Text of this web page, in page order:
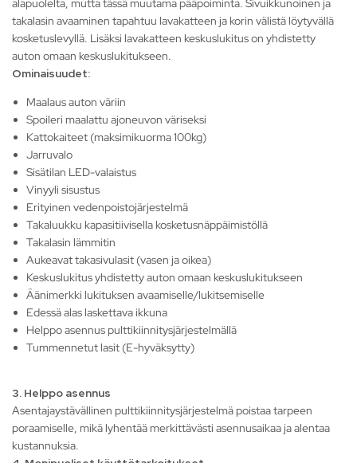
alapuolelta, mutta tässä muutama pääpoiminta. Sivuikkunoinen ja
takalasin avaaminen tapahtuu lavakatteen ja korin välistä löytyvällä
kosketuslevyllä. Lisäksi lavakatteen keskuslukitus on yhdistetty
auton omaan keskuslukitukseen.
Ominaisuudet:
Maalaus auton väriin
Spoileri maalattu ajoneuvon väriseksi
Kattokaiteet (maksimikuorma 100kg)
Jarruvalo
Sisätilan LED-valaistus
Vinyyli sisustus
Erityinen vedenpoistojärjestelmä
Takaluukku kapasitiivisella kosketusnäppäimistöllä
Takalasin lämmitin
Aukeavat takasivulasit (vasen ja oikea)
Keskuslukitus yhdistetty auton omaan keskuslukitukseen
Äänimerkki lukituksen avaamiselle/lukitsemiselle
Edessä alas laskettava ikkuna
Helppo asennus pulttikiinnitysjärjestelmällä
Tummennetut lasit (E-hyväksytty)
3. Helppo asennus
Asentajaystävällinen pulttikiinnitysjärjestelmä poistaa tarpeen
poraamiselle, mikä lyhentää merkittävästi asennusaikaa ja alentaa
kustannuksia.